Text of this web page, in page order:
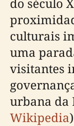
culturais
uma
visitantes
urbana da
Wikipedia